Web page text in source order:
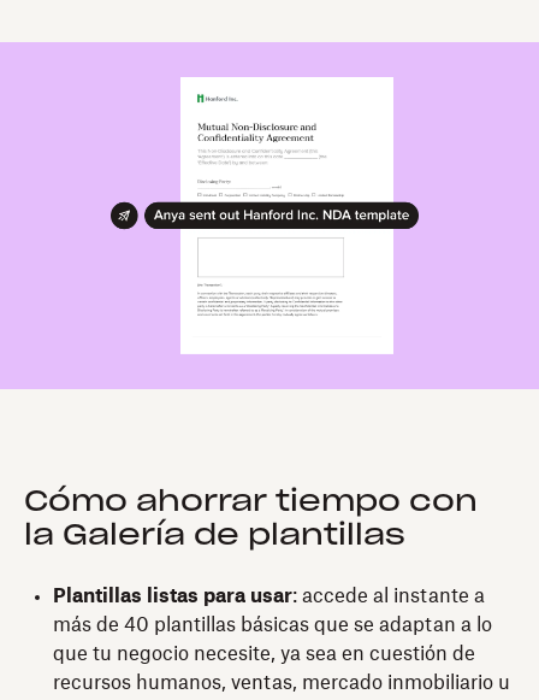
Cómo ahorrar tiempo con
la Galería de plantillas
Plantillas listas para usar: accede al instante a
más de 40 plantillas básicas que se adaptan a lo
que tu negocio necesite, ya sea en cuestión de
recursos humanos, ventas, mercado inmobiliario u